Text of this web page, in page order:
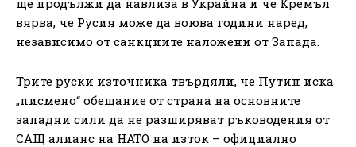
вярва, че Русия може да воюва години наред,
независимо от санкциите наложени от Запада.
Трите руски източника твърдяли, че Путин иска
„писмено“ обещание от страна на основните
западни сили да не разширяват ръководения от
САЩ алианс на НАТО на изток – официално